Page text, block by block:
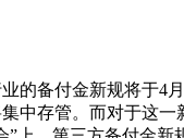
的备付金新规将于4
中存管。而对于这一